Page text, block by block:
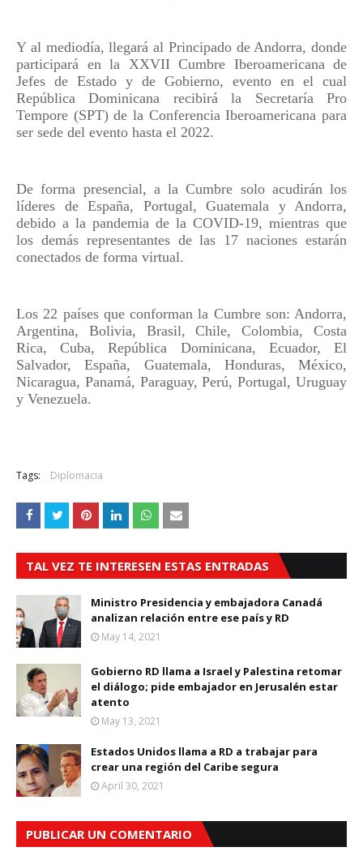
Y al mediodía, llegará al Principado de Andorra, donde
participará en la XXVII Cumbre Iberoamericana de
Jefes de Estado y de Gobierno, evento en el cual
República Dominicana recibirá la Secretaría Pro
Tempore (SPT) de la Conferencia Iberoamericana para
ser sede del evento hasta el 2022.
De forma presencial, a la Cumbre solo acudirán los
líderes de España, Portugal, Guatemala y Andorra,
debido a la pandemia de la COVID-19, mientras que
los demás representantes de las 17 naciones estarán
conectados de forma virtual.
Los 22 países que conforman la Cumbre son: Andorra,
Argentina, Bolivia, Brasil, Chile, Colombia, Costa
Rica, Cuba, República Dominicana, Ecuador, El
Salvador, España, Guatemala, Honduras, México,
Nicaragua, Panamá, Paraguay, Perú, Portugal, Uruguay
y Venezuela.
Tags: Diplomacia
TAL VEZ TE INTERESEN ESTAS ENTRADAS
Ministro Presidencia y embajadora Canadá
analizan relación entre ese país y RD
May 14, 2021
Gobierno RD llama a Israel y Palestina retomar
el diálogo; pide embajador en Jerusalén estar
atento
May 13, 2021
Estados Unidos llama a RD a trabajar para
crear una región del Caribe segura
April 30, 2021
PUBLICAR UN COMENTARIO